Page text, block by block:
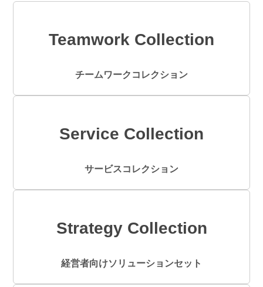
Teamwork Collection
チームワークコレクション
Service Collection
サービスコレクション
Strategy Collection
経営者向けソリューションセット